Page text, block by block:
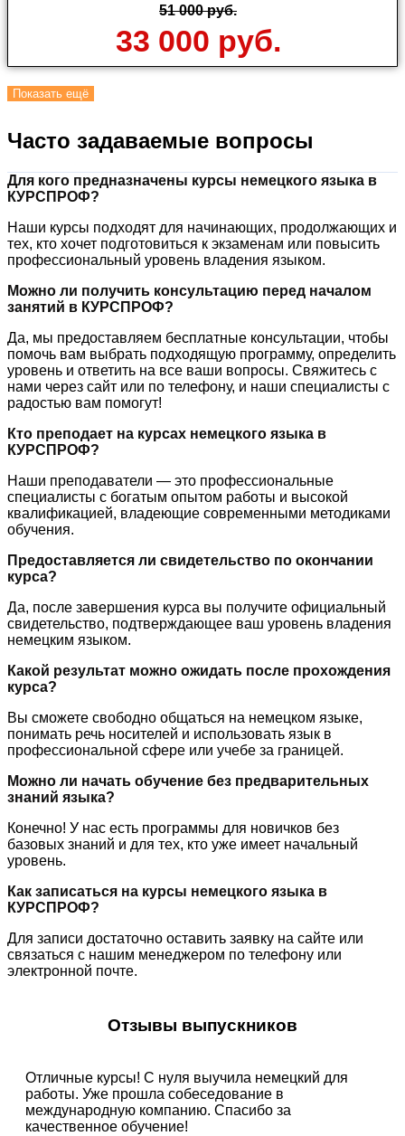
51 000 руб.
33 000 руб.
Показать ещё
Часто задаваемые вопросы
Для кого предназначены курсы немецкого языка в
КУРСПРОФ?
Наши курсы подходят для начинающих, продолжающих и
тех, кто хочет подготовиться к экзаменам или повысить
профессиональный уровень владения языком.
Можно ли получить консультацию перед началом
занятий в КУРСПРОФ?
Да, мы предоставляем бесплатные консультации, чтобы
помочь вам выбрать подходящую программу, определить
уровень и ответить на все ваши вопросы. Свяжитесь с
нами через сайт или по телефону, и наши специалисты с
радостью вам помогут!
Кто преподает на курсах немецкого языка в
КУРСПРОФ?
Наши преподаватели — это профессиональные
специалисты с богатым опытом работы и высокой
квалификацией, владеющие современными методиками
обучения.
Предоставляется ли свидетельство по окончании
курса?
Да, после завершения курса вы получите официальный
свидетельство, подтверждающее ваш уровень владения
немецким языком.
Какой результат можно ожидать после прохождения
курса?
Вы сможете свободно общаться на немецком языке,
понимать речь носителей и использовать язык в
профессиональной сфере или учебе за границей.
Можно ли начать обучение без предварительных
знаний языка?
Конечно! У нас есть программы для новичков без
базовых знаний и для тех, кто уже имеет начальный
уровень.
Как записаться на курсы немецкого языка в
КУРСПРОФ?
Для записи достаточно оставить заявку на сайте или
связаться с нашим менеджером по телефону или
электронной почте.
Отзывы выпускников
Отличные курсы! С нуля выучила немецкий для
работы. Уже прошла собеседование в
международную компанию. Спасибо за
качественное обучение!